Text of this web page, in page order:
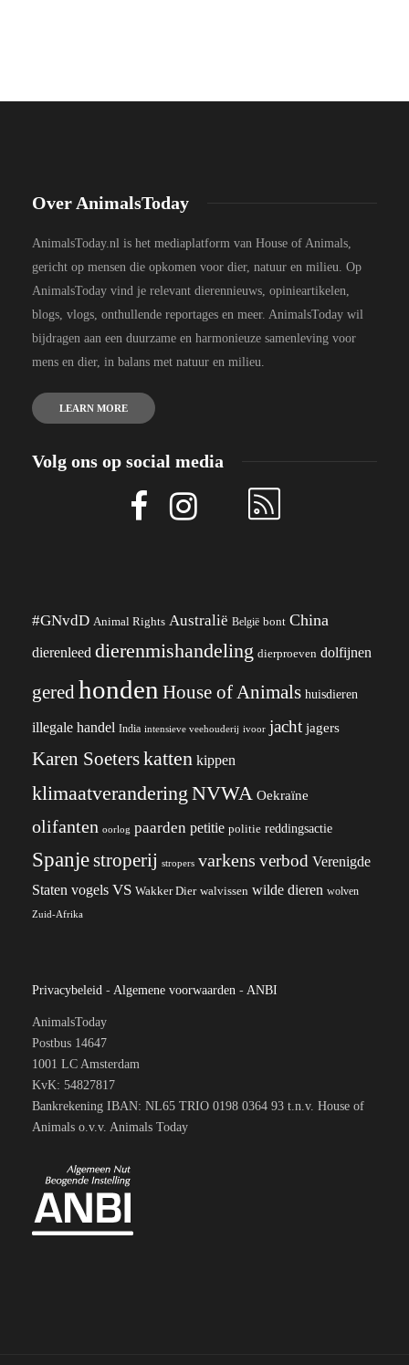
Over AnimalsToday
AnimalsToday.nl is het mediaplatform van House of Animals,
gericht op mensen die opkomen voor dier, natuur en milieu. Op
AnimalsToday vind je relevant dierennieuws, opinieartikelen,
blogs, vlogs, onthullende reportages en meer. AnimalsToday wil
bijdragen aan een duurzame en harmonieuze samenleving voor
mens en dier, in balans met natuur en milieu.
LEARN MORE
Volg ons op social media
#GNvdD Animal Rights Australië België bont China
dierenleed dierenmishandeling dierproeven dolfijnen
gered honden House of Animals huisdieren
illegale handel India intensieve veehouderij ivoor jacht jagers
Karen Soeterskatten kippen
klimaatverandering NVWA Oekraïne
olifanten oorlog paarden petitie politie reddingsactie
Spanjestroperij stropers varkens verbod Verenigde
Staten vogels VS Wakker Dier walvissen wilde dieren wolven
Zuid-Afrika
Privacybeleid - Algemene voorwaarden - ANBI
AnimalsToday
Postbus 14647
1001 LC Amsterdam
KvK: 54827817
Bankrekening IBAN: NL65 TRIO 0198 0364 93 t.n.v. House of
Animals o.v.v. Animals Today